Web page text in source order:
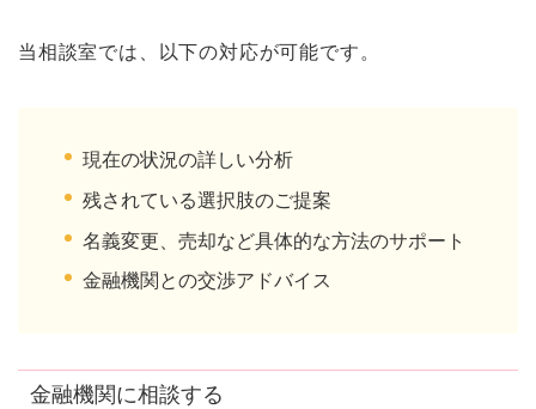
当相談室では、以下の対応が可能です。
現在の状況の詳しい分析
残されている選択肢のご提案
名義変更、売却など具体的な方法のサポート
金融機関との交渉アドバイス
金融機関に相談する